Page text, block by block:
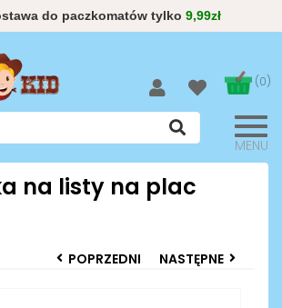
do paczkomatów tylko 9,99zł
(0)
MENU
na listy na plac
POPRZEDNI NASTĘPNE